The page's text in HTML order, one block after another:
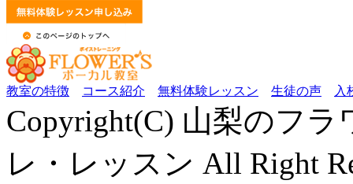
教室の特徴 コース紹介 無料体験レッスン 生徒の声 入
Copyright(C) 山梨のフ
レ・レッスン All Right